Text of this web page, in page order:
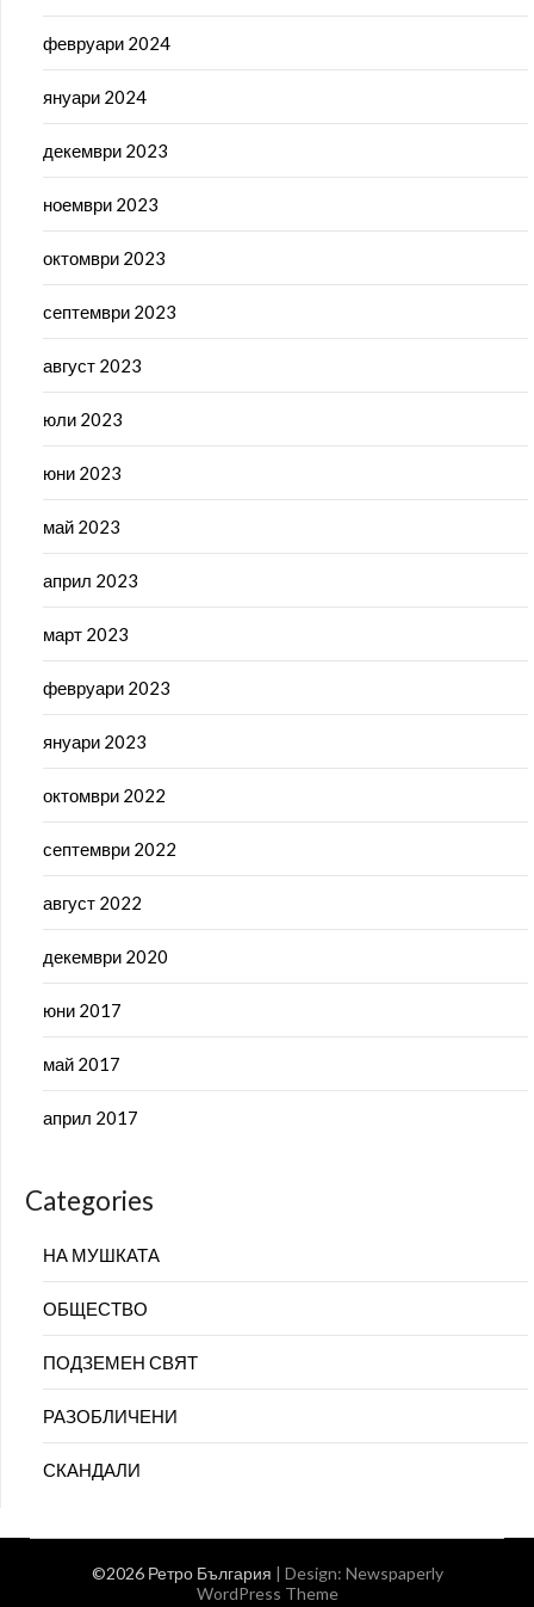
февруари 2024
януари 2024
декември 2023
ноември 2023
октомври 2023
септември 2023
август 2023
юли 2023
юни 2023
май 2023
април 2023
март 2023
февруари 2023
януари 2023
октомври 2022
септември 2022
август 2022
декември 2020
юни 2017
май 2017
април 2017
Categories
НА МУШКАТА
ОБЩЕСТВО
ПОДЗЕМЕН СВЯТ
РАЗОБЛИЧЕНИ
СКАНДАЛИ
©2026 Ретро България | Design: Newspaperly
WordPress Theme